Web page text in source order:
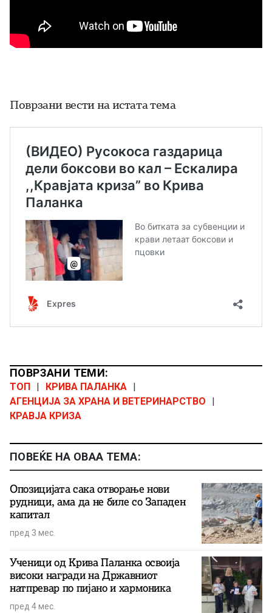
Поврзани вести на истата тема
ПОВРЗАНИ ТЕМИ:
ТОП | КРИВА ПАЛАНКА |
АГЕНЦИЈА ЗА ХРАНА И ВЕТЕРИНАРСТВО
|
КРАВЈА КРИЗА
ПОВЕЌЕ НА ОВАА ТЕМА:
Опозицијата сака отворање нови
рудници, ама да не биле со Западен
капитал
пред 3 мес.
Ученици од Крива Паланка освоија
високи награди на Државниот
натпревар по пијано и хармоника
пред 4 мес.